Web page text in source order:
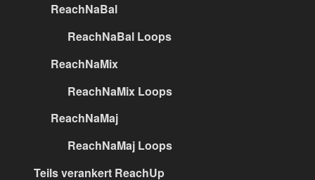
ReachNaBal
ReachNaBal Loops
ReachNaMix
ReachNaMix Loops
ReachNaMaj
ReachNaMaj Loops
Teils verankert ReachUp